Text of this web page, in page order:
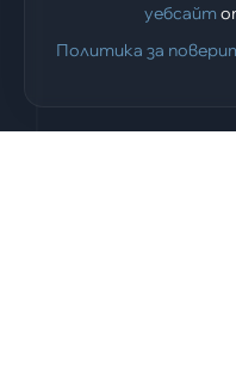
уебсайт
Политика за